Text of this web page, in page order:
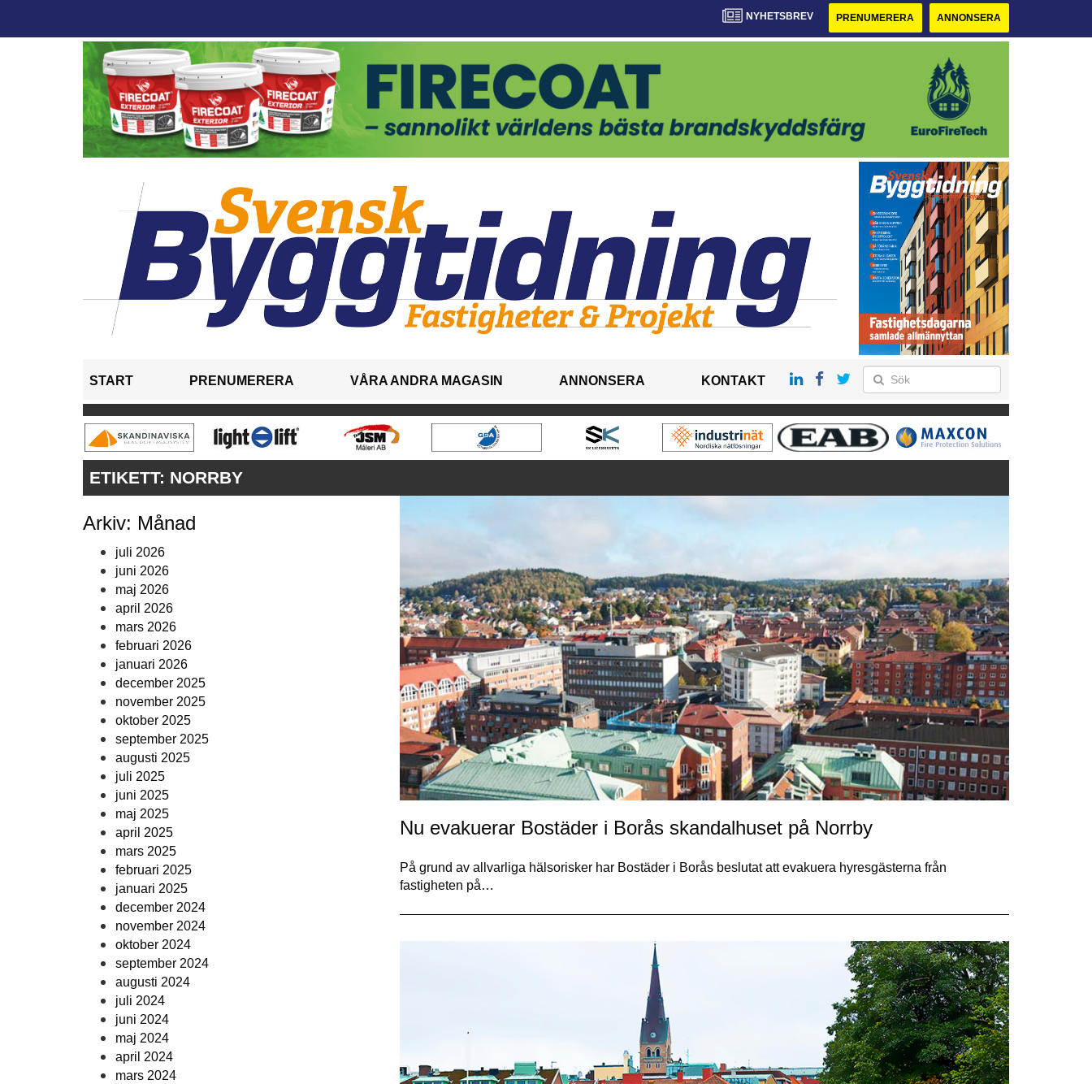
NYHETSBREV PRENUMERERA ANNONSERA
START PRENUMERERA VÅRA ANDRA MAGASIN ANNONSERA KONTAKT
ETIKETT: NORRBY
Arkiv: Månad
juli 2026
juni 2026
maj 2026
april 2026
mars 2026
februari 2026
januari 2026
december 2025
november 2025
oktober 2025
september 2025
augusti 2025
juli 2025
juni 2025
maj 2025
april 2025
mars 2025
februari 2025
januari 2025
december 2024
november 2024
oktober 2024
september 2024
augusti 2024
juli 2024
juni 2024
maj 2024
april 2024
mars 2024
Nu evakuerar Bostäder i Borås skandalhuset på Norrby
På grund av allvarliga hälsorisker har Bostäder i Borås beslutat att evakuera hyresgästerna från
fastigheten på…